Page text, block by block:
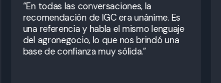
“En todas las conversaciones, la
recomendación de IGC era unánime. Es
una referencia y habla el mismo lenguaje
del agronegocio, lo que nos brindó una
base de confianza muy sólida.”